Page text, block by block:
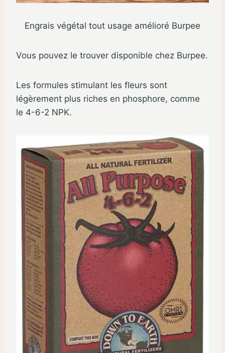
Engrais végétal tout usage amélioré Burpee
Vous pouvez le trouver disponible chez Burpee.
Les formules stimulant les fleurs sont
légèrement plus riches en phosphore, comme
le 4-6-2 NPK.